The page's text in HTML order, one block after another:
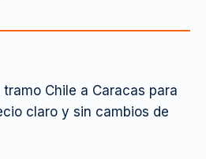
Chile a Caracas para
claro y sin cambios de